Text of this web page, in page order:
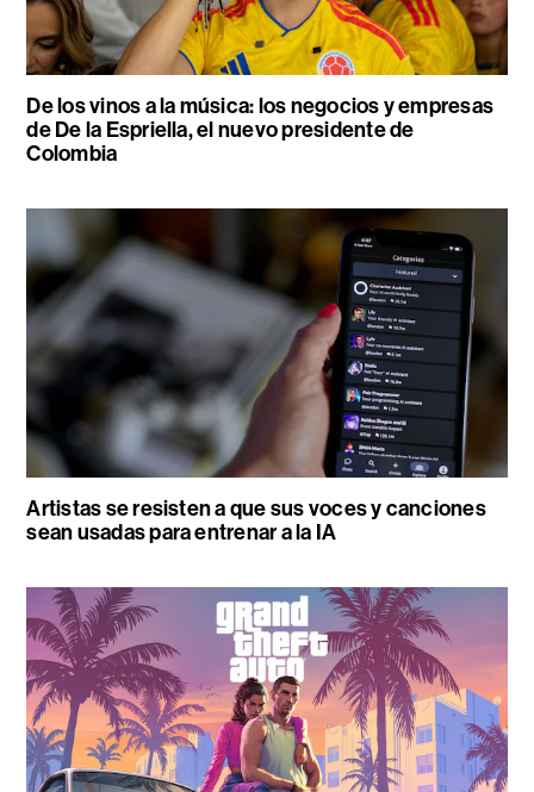
De los vinos a la música: los negocios y empresas
de De la Espriella, el nuevo presidente de
Colombia
Artistas se resisten a que sus voces y canciones
sean usadas para entrenar a la IA